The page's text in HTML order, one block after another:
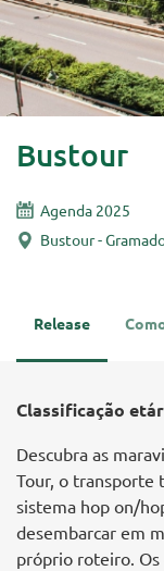
Bustour
Agenda 2025
Bustour -
Release
Classificação
Descubra as
Tour, o transporte
sistema hop on/
desembarcar em
próprio roteiro. Os